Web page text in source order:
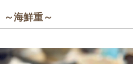
～海鮮重～